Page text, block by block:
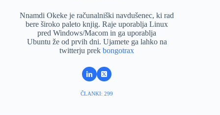
Nnamdi Okeke je računalniški navdušenec, ki rad
bere široko paleto knjig. Raje uporablja Linux
pred Windows/Macom in ga uporablja
Ubuntu že od prvih dni. Ujamete ga lahko na
twitterju prekbongotrax
ČLANKI: 299